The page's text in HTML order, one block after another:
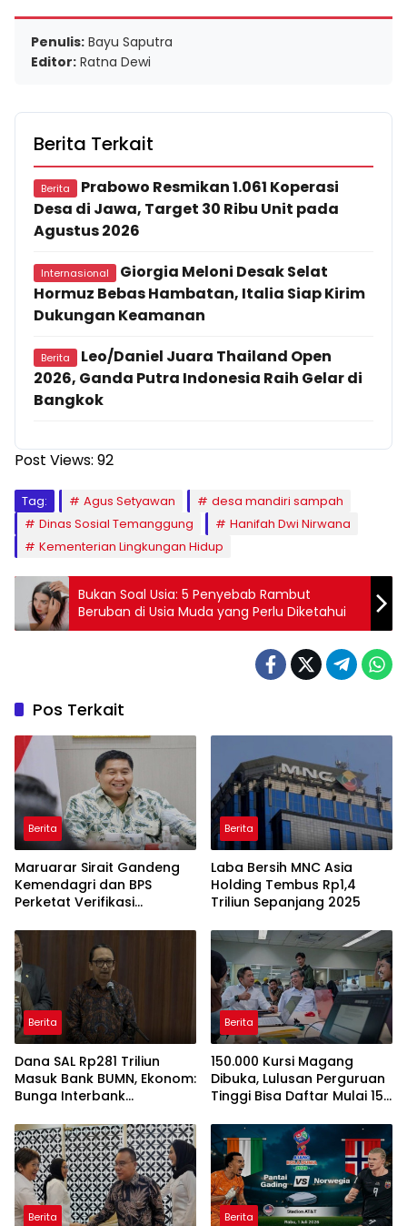
Penulis: Bayu Saputra
Editor: Ratna Dewi
Berita Terkait
Berita
Prabowo Resmikan 1.061 Koperasi
Desa di Jawa, Target 30 Ribu Unit pada
Agustus 2026
Internasional
Giorgia Meloni Desak Selat
Hormuz Bebas Hambatan, Italia Siap Kirim
Dukungan Keamanan
Berita
Leo/Daniel Juara Thailand Open
2026, Ganda Putra Indonesia Raih Gelar di
Bangkok
Post Views: 92
Tag: Agus Setyawan
desa mandiri sampah
Dinas Sosial Temanggung
Hanifah Dwi Nirwana
Kementerian Lingkungan Hidup
Bukan Soal Usia: 5 Penyebab Rambut
Beruban di Usia Muda yang Perlu Diketahui
Pos Terkait
Berita
Maruarar Sirait Gandeng
Kemendagri dan BPS
Perketat Verifikasi
Rumah BSPS
Berita
Laba Bersih MNC Asia
Holding Tembus Rp1,4
Triliun Sepanjang 2025
Berita
Dana SAL Rp281 Triliun
Masuk Bank BUMN, Ekonom:
Bunga Interbank
Berita
150.000 Kursi Magang
Dibuka, Lulusan Perguruan
Tinggi Bisa Daftar Mulai 15
Berita Berita